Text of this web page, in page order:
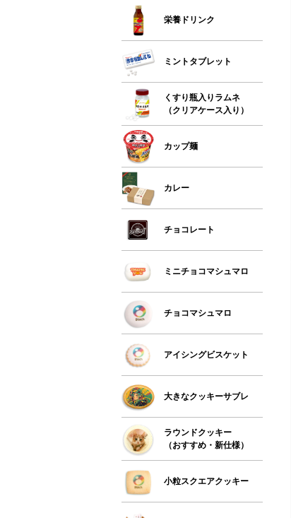
栄養ドリンク
ミントタブレット
くすり瓶入りラムネ
（クリアケース入り）
カップ麺
カレー
チョコレート
ミニチョコマシュマロ
チョコマシュマロ
アイシングビスケット
大きなクッキーサブレ
ラウンドクッキー
（おすすめ・新仕様）
小粒スクエアクッキー